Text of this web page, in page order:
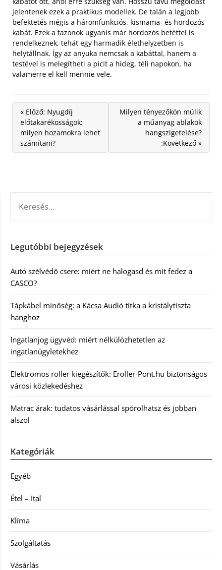
jelentenek ezek a praktikus modellek. De talán a legjobb
befektetés mégis a háromfunkciós, kismama- és hordozós
kabát. Ezek a fazonok ugyanis már hordozós betéttel is
rendelkeznek, tehát egy harmadik élethelyzetben is
helytállnak. Így az anyuka nemcsak a kabáttal, hanem a
testével is melegítheti a picit a hideg, téli napokon, ha
valamerre el kell mennie vele.
« Előző: Nyugdíj
előtakarékosságok:
milyen hozamokra lehet
számítani?
Milyen tényezőkön múlik
a műanyag ablakok
hangszigetelése?
:Következő »
Legutóbbi bejegyzések
Autó szélvédő csere: miért ne halogasd és mit fedez a
CASCO?
Tápkábel minőség: a Kácsa Audió titka a kristálytiszta
hanghoz
Ingatlanjog ügyvéd: miért nélkülözhetetlen az
ingatlanügyletekhez
Elektromos roller kiegészítők: Eroller-Pont.hu biztonságos
városi közlekedéshez
Matrac árak: tudatos vásárlással spórolhatsz és jobban
alszol
Kategóriák
Egyéb
Étel – Ital
Klíma
Szolgáltatás
Vásárlás